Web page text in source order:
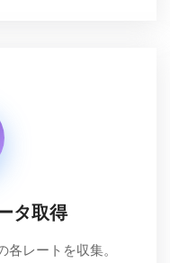
タ取得
レートを収集。